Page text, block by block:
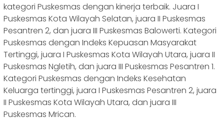
kategori Puskesmas dengan kinerja terbaik. Juara I
Puskesmas Kota Wilayah Selatan, juara II Puskesmas
Pesantren 2, dan juara III Puskesmas Balowerti. Kategori
Puskesmas dengan Indeks Kepuasan Masyarakat
Tertinggi, juara I Puskesmas Kota Wilayah Utara, juara II
Puskesmas Ngletih, dan juara III Puskesmas Pesantren 1.
Kategori Puskesmas dengan Indeks Kesehatan
Keluarga tertinggi, juara I Puskesmas Pesantren 2, juara
II Puskesmas Kota Wilayah Utara, dan juara III
Puskesmas Mrican.